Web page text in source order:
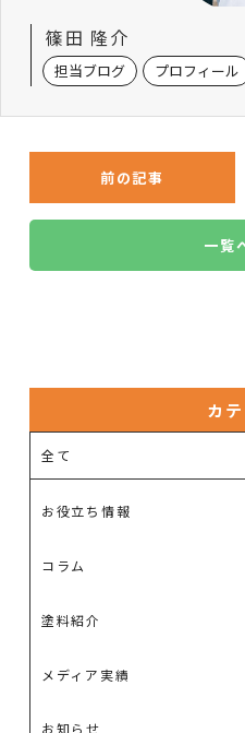
篠田 隆介
担当ブログ プロフィール
前の記事
一覧
カ
全て
お役立ち情報
コラム
塗料紹介
メディア実績
お知らせ